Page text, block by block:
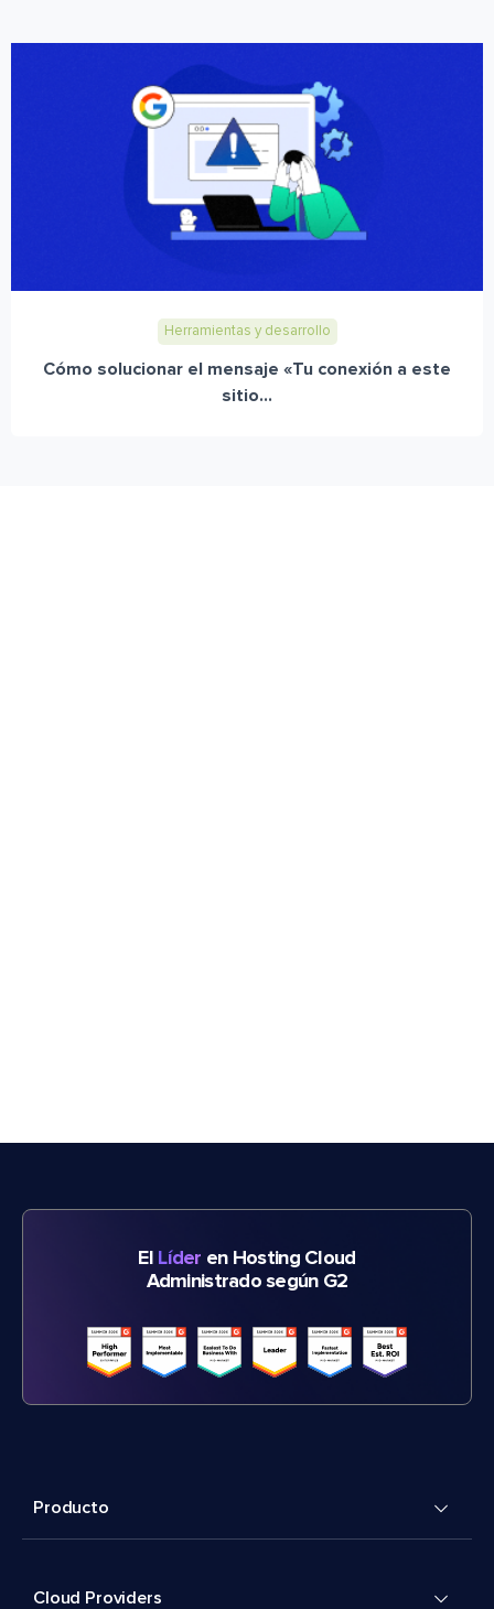
Herramientas y desarrollo
Cómo solucionar el mensaje «Tu conexión a este
sitio...
El Líder en Hosting Cloud
Administrado según G2
Producto
Cloud Providers